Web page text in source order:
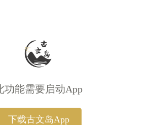
功能需要启动App
下载古文岛App